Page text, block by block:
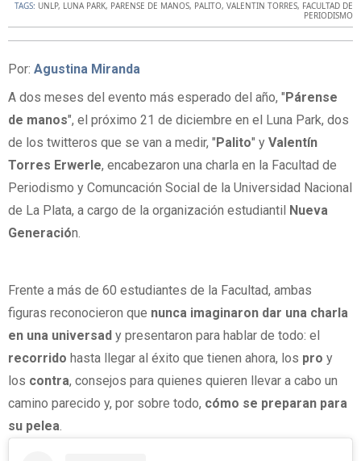
TAGS: UNLP, LUNA PARK, PARENSE DE MANOS, PALITO, VALENTIN TORRES, FACULTAD DE
PERIODISMO
Por: Agustina Miranda
A dos meses del evento más esperado del año, " Párense
de manos", el próximo 21 de diciembre en el Luna Park, dos
de los twitteros que se van a medir, " Palito" y Valentín
Torres Erwerle, encabezaron una charla en la Facultad de
Periodismo y Comuncación Social de la Universidad Nacional
de La Plata, a cargo de la organización estudiantil
Nueva
Generación.
Frente a más de 60 estudiantes de la Facultad, ambas
figuras reconocieron que nunca imaginaron dar una charla
en una universad y presentaron para hablar de todo: el
recorrido hasta llegar al éxito que tienen ahora, los pro y
los contra, consejos para quienes quieren llevar a cabo un
camino parecido y, por sobre todo, cómo se preparan para
su pelea.